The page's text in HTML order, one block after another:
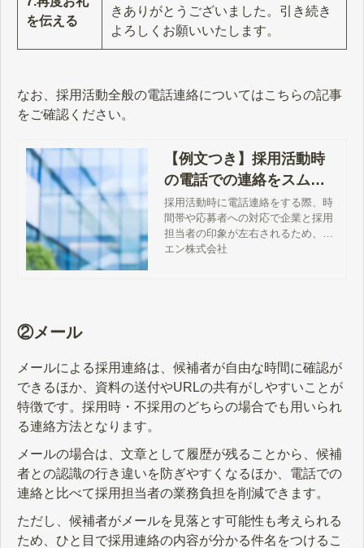
を伝える
きありがとうございました。引き続き
よろしくお願いいたします。
なお、採用活動全般の電話連絡についてはこちらの記事
をご確認ください。
【例文つき】採用活動時
の電話での連絡をスムー
ズに行うための準備と押
さえておくポイント
採用活動時に電話連絡をする際、時
間帯や応募者への対応で企業と採用
担当者の印象が左右されるため、ス
ムーズかつ丁寧な対応が求められま
エン株式会社
②メール
メールによる採用連絡は、候補者が自由な時間に確認が
できるほか、資料の送付やURLの共有がしやすいことが
特徴です。採用時・不採用のどちらの場合でも用いられ
る連絡方法となります。
メールの場合は、文章として履歴が残ることから、候補
者との認識の行き違いを防ぎやすくなるほか、電話での
連絡と比べて採用担当者の業務負担を削減できます。
ただし、候補者がメールを見落とす可能性も考えられる
ため、ひと目で採用連絡の内容が分かる件名をつけるこ